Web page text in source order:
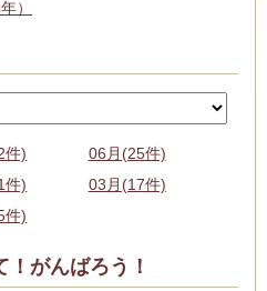
）
件)
06月(25件)
件)
03月(17件)
件)
がんばろう！